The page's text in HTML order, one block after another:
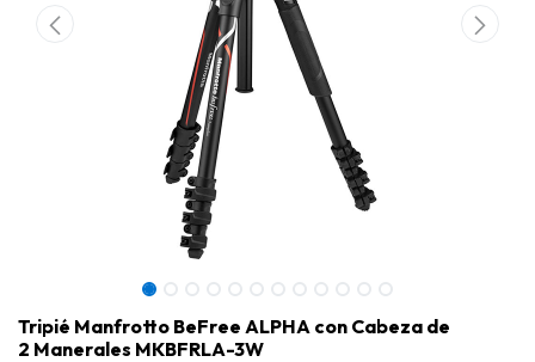
Tripié Manfrotto BeFree ALPHA con Cabeza de
2 Manerales MKBFRLA-3W